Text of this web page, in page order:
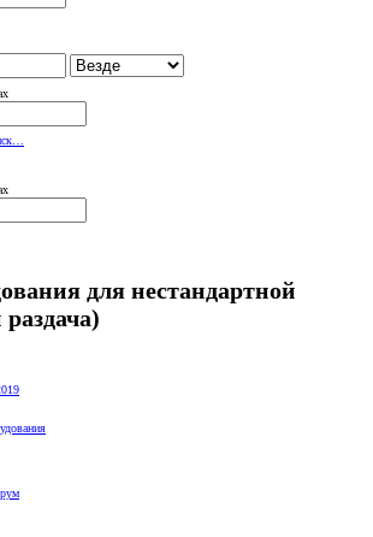
для нестандартной